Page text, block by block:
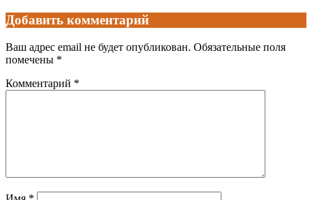
Добавить комментарий
Ваш адрес email не будет опубликован. Обязательные поля
помечены *
Комментарий *